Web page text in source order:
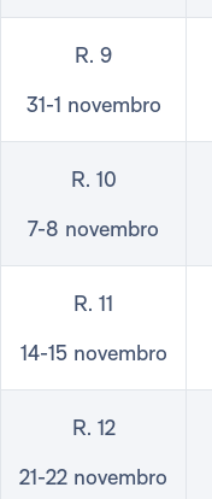
R. 9
31-1 novembro
R. 10
7-8 novembro
R. 11
14-15 novembro
R. 12
21-22 novembro